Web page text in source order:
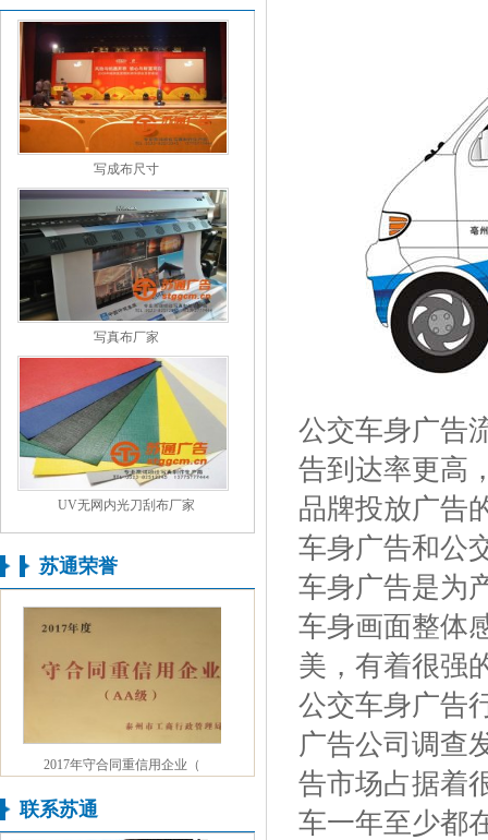
写成布尺寸
写真布厂家
UV无网内光刀刮布厂家
苏通荣誉
2017年守合同重信用企业（
联系苏通
公交车身广告
告到达率更高
品牌投放广告
车身广告和公
车身广告是为
车身画面整体
美，有着很强
公交车身广告
广告公司调查
告市场占据着
车一年至少都